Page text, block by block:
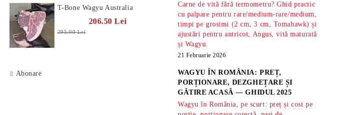
T-Bone Wagyu Australia
206.50 Lei
295.00 Lei
Abonare
Carne de vită fără termometru? Ghid practic
cu palpare pentru rare/medium-rare/medium,
timpi pe grosimi (2 cm, 3 cm, Tomahawk) și
ajustări pentru antricot, Angus, vită maturată
și Wagyu.
21 Februarie 2026
WAGYU ÎN ROMÂNIA: PREȚ,
PORȚIONARE, DEZGHEȚARE ȘI
GĂTIRE ACASĂ — GHIDUL 2025
Wagyu în România, pe scurt: preț și cost pe